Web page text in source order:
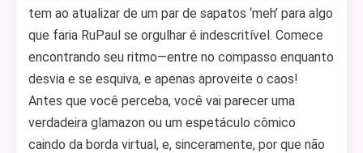
tem ao atualizar de um par de sapatos ‘meh’ para algo
que faria RuPaul se orgulhar é indescritível. Comece
encontrando seu ritmo—entre no compasso enquanto
desvia e se esquiva, e apenas aproveite o caos!
Antes que você perceba, você vai parecer uma
verdadeira glamazon ou um espetáculo cômico
caindo da borda virtual, e, sinceramente, por que não